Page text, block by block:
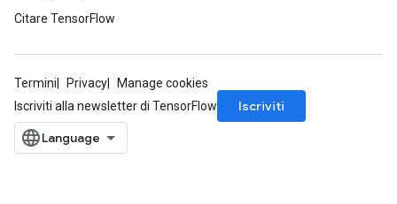
Citare TensorFlow
Termini Privacy
Manage cookies
Iscriviti alla newsletter di TensorFlow
Iscriviti